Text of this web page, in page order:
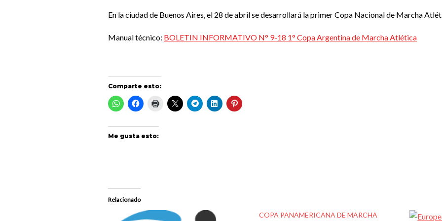
En la ciudad de Buenos Aires, el 28 de abril se desarrollará la primer Copa Nacional de Marcha
Manual técnico: BOLETIN INFORMATIVO N° 9-18 1° Copa Argentina de Marcha Atlética
Comparte esto:
Me gusta esto:
Relacionado
COPA PANAMERICANA DE MARCHA